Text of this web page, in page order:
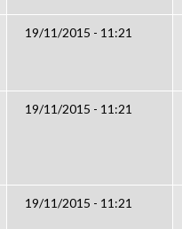
19/11/2015 - 11:21
19/11/2015 - 11:21
19/11/2015 - 11:21